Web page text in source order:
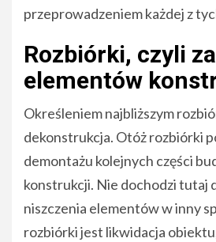
przeprowadzeniem każdej z
Rozbiórki, czyli
elementów
Określeniem najbliższym
dekonstrukcja. Otóż rozbiórki
demontażu kolejnych części
konstrukcji. Nie dochodzi tutaj
niszczenia elementów w inny
rozbiórki jest likwidacja